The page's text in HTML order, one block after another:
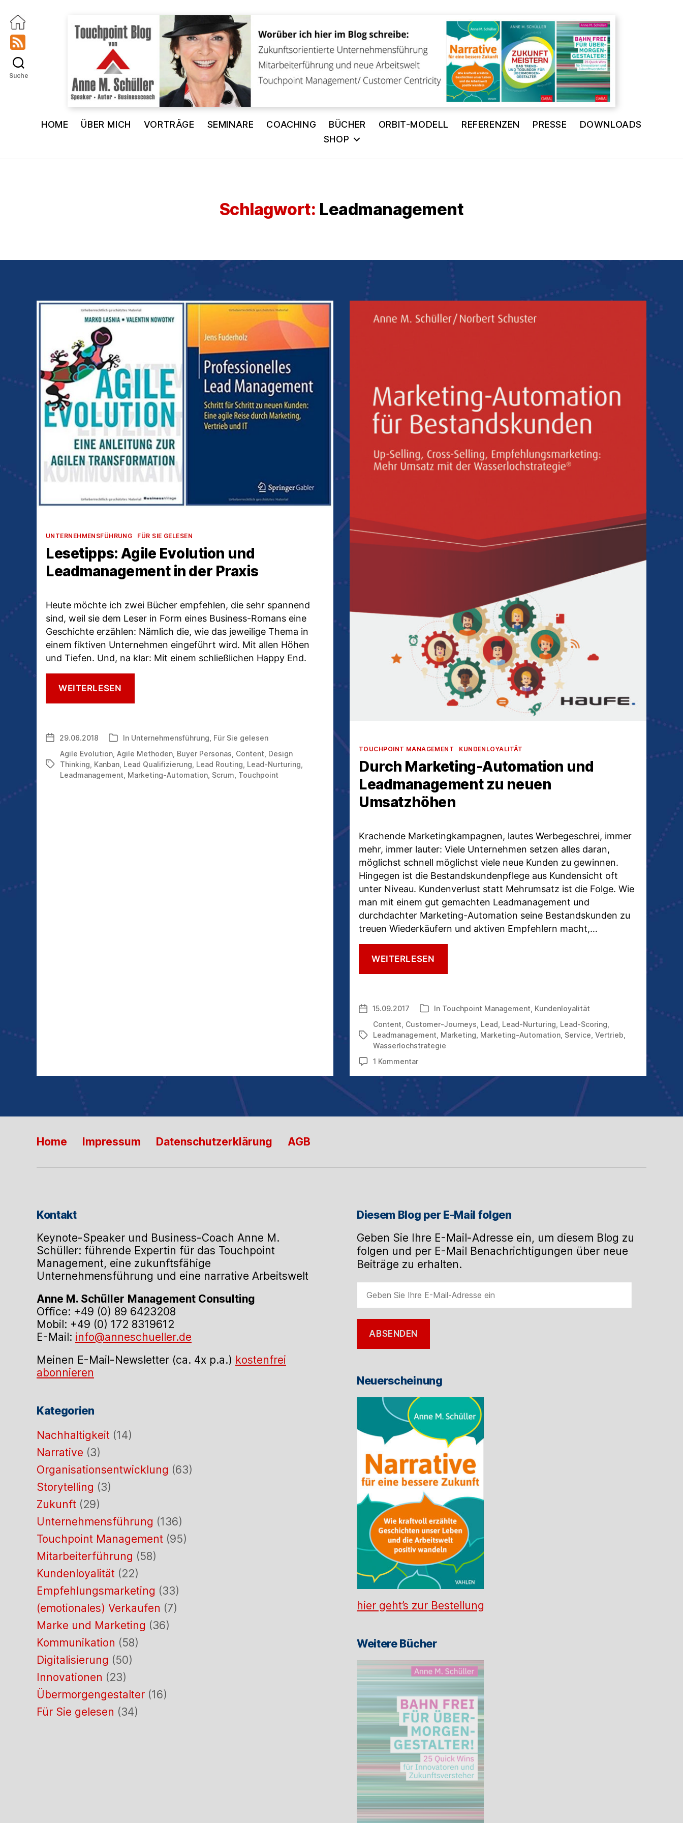
Touchpoint
Blog
HOME ÜBER MICH VORTRÄGE SEMINARE COACHING BÜCHER ORBIT-MODELL REFERENZEN PRESSE
DOWNLOADS
SHOP
Suche
Schlagwort: Leadmanagement
Kategorien
UNTERNEHMENSFÜHRUNG FÜR SIE GELESEN
Lesetipps: Agile Evolution und
Leadmanagement in der Praxis
Heute möchte ich zwei Bücher empfehlen, die sehr spannend
sind, weil sie dem Leser in Form eines Business-Romans eine
Geschichte erzählen: Nämlich die, wie das jeweilige Thema in
einem fiktiven Unternehmen eingeführt wird. Mit allen Höhen
und Tiefen. Und, na klar: Mit einem schließlichen Happy End.
WEITERLESEN
IN
DER
PRAXIS
Veröffentlichungsdatum
29.06.2018 Kategorien
In Unternehmensführung Für Sie gelesen
Schlagwörter
Agile Evolution Agile Methoden Buyer Personas Content Design
Thinking Kanban Lead Qualifizierung Lead Routing Lead-Nurturing
Leadmanagement Marketing-Automation Scrum Touchpoint
Kategorien
TOUCHPOINT MANAGEMENT KUNDENLOYALITÄT
Durch Marketing-Automation und
Leadmanagement zu neuen
Umsatzhöhen
Krachende Marketingkampagnen, lautes Werbegeschrei, immer
mehr, immer lauter: Viele Unternehmen setzen alles daran,
möglichst schnell möglichst viele neue Kunden zu gewinnen.
Hingegen ist die Bestandskundenpflege aus Kundensicht oft
unter Niveau. Kundenverlust statt Mehrumsatz ist die Folge. Wie
man mit einem gut gemachten Leadmanagement und
durchdachter Marketing-Automation seine Bestandskunden zu
treuen Wiederkäufern und aktiven Empfehlern macht,…
WEITERLESEN
ZU
NEUEN
UMSATZHÖHEN
Veröffentlichungsdatum
15.09.2017 Kategorien
In Touchpoint Management Kundenloyalität
Schlagwörter
Content Customer-Journeys Lead Lead-Nurturing Lead-Scoring
Leadmanagement Marketing Marketing-Automation Service Vertrieb
Wasserlochstrategie
1 Kommentarzu
Marketing-
Automation
und
Leadmanagement
Home Impressum Datenschutzerklärung AGB
Kontakt
Keynote-Speaker und Business-Coach Anne M.
Schüller: führende Expertin für das Touchpoint
Management, eine zukunftsfähige
Unternehmensführung und eine narrative Arbeitswelt
Anne M. Schüller Management Consulting
Office: +49 (0) 89 6423208
Mobil: +49 (0) 172 8319612
E-Mail: info@anneschueller.de
Meinen E-Mail-Newsletter (ca. 4x p.a.) kostenfrei
abonnieren
Kategorien
Nachhaltigkeit (14)
Narrative (3)
Organisationsentwicklung (63)
Storytelling (3)
Zukunft (29)
Unternehmensführung (136)
Touchpoint Management (95)
Mitarbeiterführung (58)
Kundenloyalität (22)
Empfehlungsmarketing (33)
(emotionales) Verkaufen (7)
Marke und Marketing (36)
Kommunikation (58)
Digitalisierung (50)
Innovationen (23)
Übermorgengestalter (16)
Für Sie gelesen (34)
Diesem Blog per E-Mail folgen
Geben Sie Ihre E-Mail-Adresse ein, um diesem Blog zu
folgen und per E-Mail Benachrichtigungen über neue
Beiträge zu erhalten.
ABSENDEN
Neuerscheinung
hier geht’s zur Bestellung
Weitere Bücher